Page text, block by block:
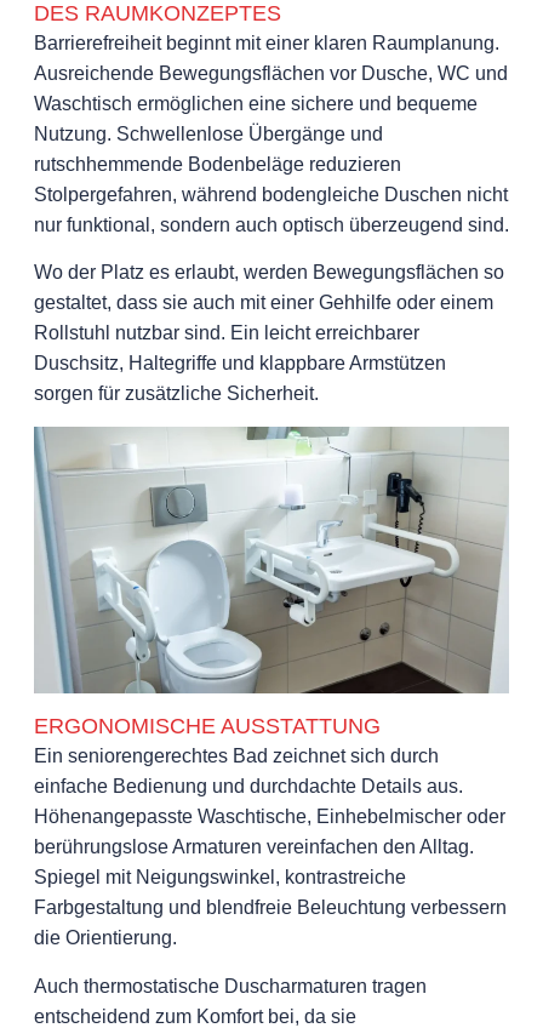
DES RAUMKONZEPTES
Barrierefreiheit beginnt mit einer klaren Raumplanung.
Ausreichende Bewegungsflächen vor Dusche, WC und
Waschtisch ermöglichen eine sichere und bequeme
Nutzung. Schwellenlose Übergänge und
rutschhemmende Bodenbeläge reduzieren
Stolpergefahren, während bodengleiche Duschen nicht
nur funktional, sondern auch optisch überzeugend sind.
Wo der Platz es erlaubt, werden Bewegungsflächen so
gestaltet, dass sie auch mit einer Gehhilfe oder einem
Rollstuhl nutzbar sind. Ein leicht erreichbarer
Duschsitz, Haltegriffe und klappbare Armstützen
sorgen für zusätzliche Sicherheit.
ERGONOMISCHE AUSSTATTUNG
Ein seniorengerechtes Bad zeichnet sich durch
einfache Bedienung und durchdachte Details aus.
Höhenangepasste Waschtische, Einhebelmischer oder
berührungslose Armaturen vereinfachen den Alltag.
Spiegel mit Neigungswinkel, kontrastreiche
Farbgestaltung und blendfreie Beleuchtung verbessern
die Orientierung.
Auch thermostatische Duscharmaturen tragen
entscheidend zum Komfort bei, da sie